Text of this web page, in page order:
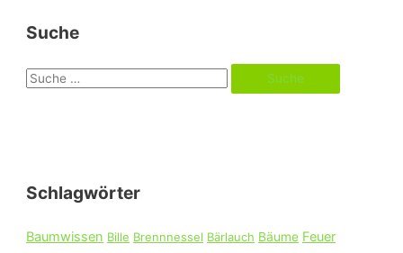
Suche
S
n
a
Schlagwörter
Baumwissen Bille Brennnessel Bärlauch Bäume Feuer